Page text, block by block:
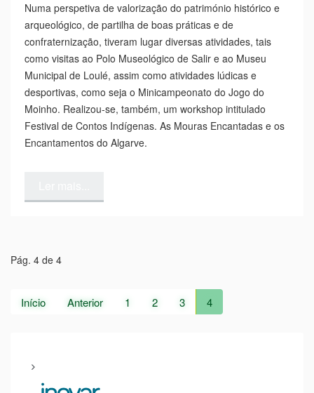
Numa perspetiva de valorização do património histórico e
arqueológico, de partilha de boas práticas e de
confraternização, tiveram lugar diversas atividades, tais
como visitas ao Polo Museológico de Salir e ao Museu
Municipal de Loulé, assim como atividades lúdicas e
desportivas, como seja o Minicampeonato do Jogo do
Moinho. Realizou-se, também, um workshop intitulado
Festival de Contos Indígenas. As Mouras Encantadas e os
Encantamentos do Algarve.
Pág. 4 de 4
Início Anterior 1 2 3 4